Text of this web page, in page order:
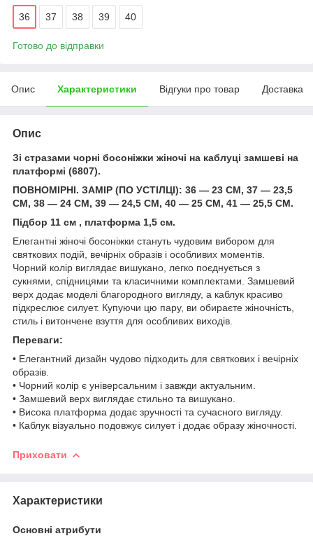
36 37 38 39 40
Готово до відправки
Опис Характеристики Відгуки про товар Доставка
Опис
Зі стразами чорні босоніжки жіночі на каблуці замшеві на
платформі (6807).
ПОВНОМІРНІ. ЗАМІР (ПО УСТІЛЦІ): 36 — 23 СМ, 37 — 23,5
СМ, 38 — 24 СМ, 39 — 24,5 СМ, 40 — 25 СМ, 41 — 25,5 СМ.
Підбор 11 см , платформа 1,5 см.
Елегантні жіночі босоніжки стануть чудовим вибором для
святкових подій, вечірніх образів і особливих моментів.
Чорний колір виглядає вишукано, легко поєднується з
сукнями, спідницями та класичними комплектами. Замшевий
верх додає моделі благородного вигляду, а каблук красиво
підкреслює силует. Купуючи цю пару, ви обираєте жіночність,
стиль і витончене взуття для особливих виходів.
Переваги:
• Елегантний дизайн чудово підходить для святкових і вечірніх
образів.
• Чорний колір є універсальним і завжди актуальним.
• Замшевий верх виглядає стильно та вишукано.
• Висока платформа додає зручності та сучасного вигляду.
• Каблук візуально подовжує силует і додає образу жіночності.
Приховати
Характеристики
Основні атрибути